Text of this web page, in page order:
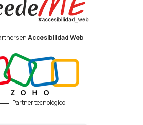
enAccesibilidad Web
Partner tecnológico